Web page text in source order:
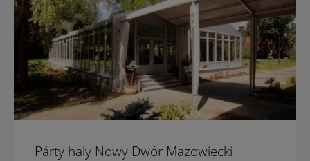
Párty haly Nowy Dwór Mazowiecki